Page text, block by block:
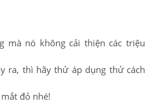
mà nó không cải thiện các triệu
ra, thì hãy thử áp dụng thử cách
đỏ nhé!